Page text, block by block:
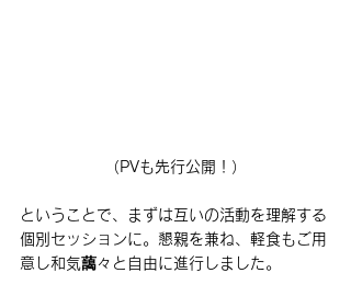
（PVも先行公開！）
ということで、まずは互いの活動を理解する
個別セッションに。懇親を兼ね、軽食もご用
意し和気藹々と自由に進行しました。